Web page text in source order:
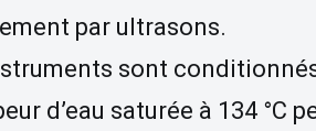
par ultrasons.
sont
d’eau saturée à 134